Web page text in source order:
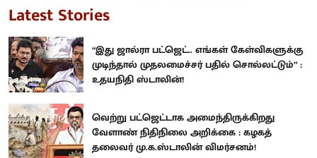
Latest Stories
“இது ஜால்ரா பட்ஜெட்.. எங்கள் கேள்விகளுக்கு
முடிந்தால் முதலமைச்சர் பதில் சொல்லட்டும்” :
உதயநிதி ஸ்டாலின்!
வெற்று பட்ஜெட்டாக அமைந்திருக்கிறது
வேளாண் நிதிநிலை அறிக்கை : கழகத்
தலைவர் மு.க.ஸ்டாலின் விமர்சனம்!